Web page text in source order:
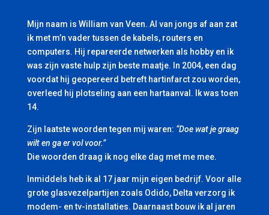
Mijn naam is William van Veen. Al van jongs af aan zat
ik met m’n vader tussen de kabels, routers en
computers. Hij repareerde netwerken als hobby en ik
was zijn vaste hulp zijn beste maatje. In 2004, een dag
voordat hij geopereerd betreft hartinfarct zou worden,
overleed hij plotseling aan een hartaanval. Ik was toen
14.
Zijn laatste woorden tegen mij waren: “Doe wat je graag
wilt en ga er vol voor.”
Die woorden draag ik nog elke dag met me mee.
Inmiddels heb ik al 17 jaar mijn eigen bedrijf. Voor alle
grote glasvezelpartijen zoals Odido, Delta verzorg ik
modem- en tv-installaties. Daarnaast bouw ik al jaren